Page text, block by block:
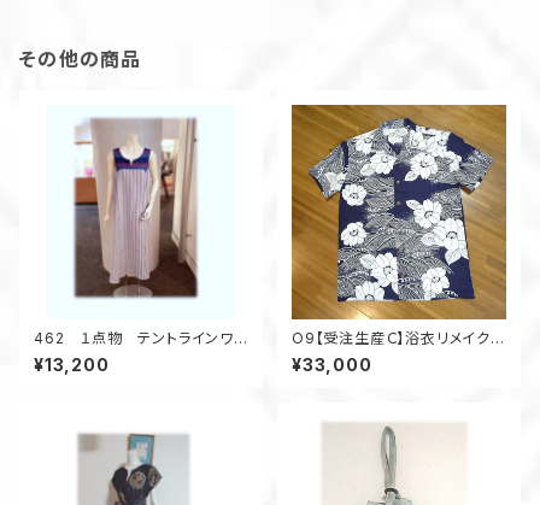
その他の商品
462 １点物 テントラインワン
ピース ジャンパースカート
浴衣リメイク 大きいサイ
¥13,200
O9【受注生産Ｃ】浴衣リメイクア
ロハシャツフルオーダー
¥33,000